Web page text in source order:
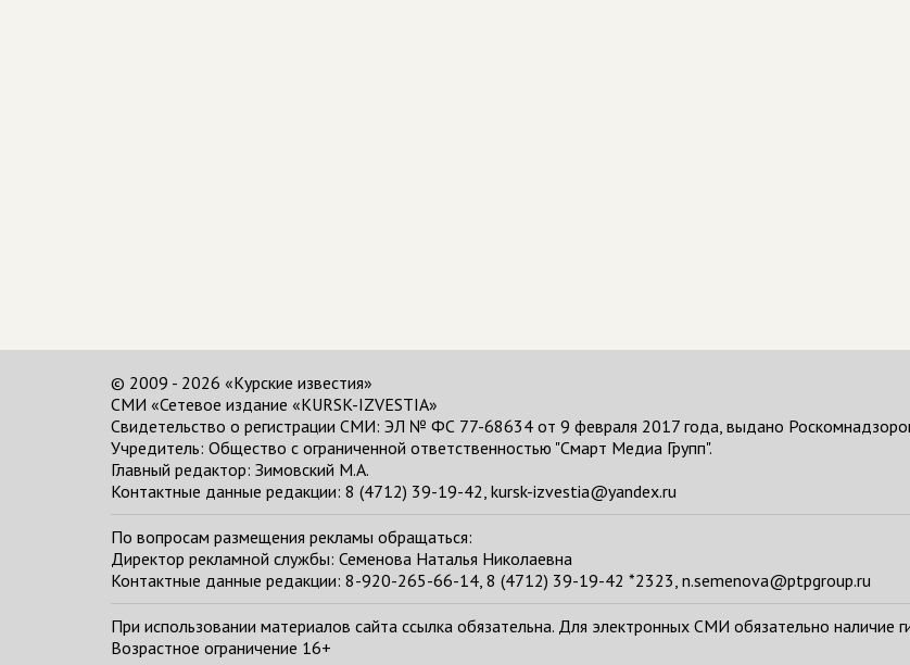
© 2009 - 2026 «Курские известия»
СМИ «Сетевое издание «KURSK-IZVESTIA»
Свидетельство о регистрации СМИ: ЭЛ № ФС 77-68634 от 9 февраля 2017 года, выдано
Учредитель: Общество с ограниченной ответственностью "Смарт Медиа Групп".
Главный редактор: Зимовский М.А.
Контактные данные редакции: 8 (4712) 39-19-42, kursk-izvestia@yandex.ru
По вопросам размещения рекламы обращаться:
Директор рекламной службы: Семенова Наталья Николаевна
Контактные данные редакции: 8-920-265-66-14, 8 (4712) 39-19-42 *2323, n.semenova@ptpgroup.ru
При использовании материалов сайта ссылка обязательна. Для электронных СМИ обязательно наличие
Возрастное ограничение 16+